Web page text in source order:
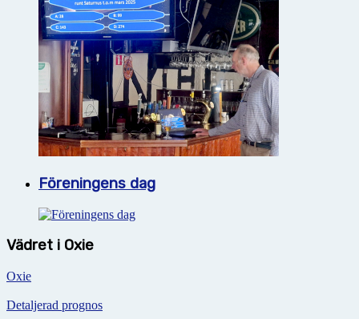
Föreningens dag
Vädret i Oxie
Oxie
Detaljerad prognos